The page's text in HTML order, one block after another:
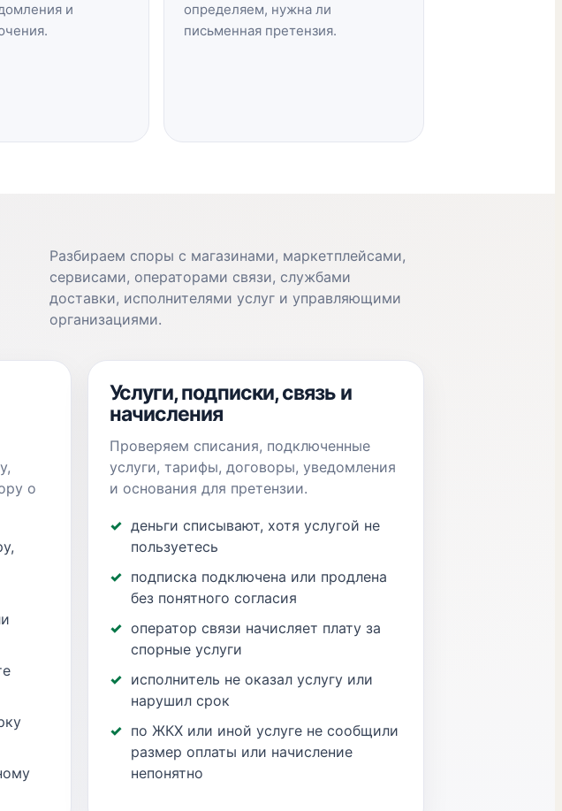
и
определяем, нужна ли
письменная претензия.
Разбираем споры с магазинами, маркетплейсами,
сервисами, операторами связи, службами
доставки, исполнителями услуг и управляющими
организациями.
о
Услуги, подписки, связь и
начисления
Проверяем списания, подключенные
услуги, тарифы, договоры, уведомления
и основания для претензии.
деньги списывают, хотя услугой не
пользуетесь
подписка подключена или продлена
без понятного согласия
оператор связи начисляет плату за
спорные услуги
исполнитель не оказал услугу или
нарушил срок
по ЖКХ или иной услуге не сообщили
размер оплаты или начисление
непонятно